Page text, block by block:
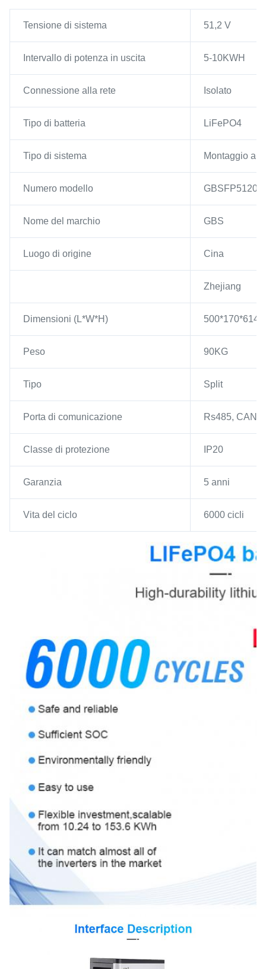
Tensione di sistema 51,2 V
Intervallo di potenza in uscita 5-10KWH
Connessione alla rete Isolato
Tipo di batteria LiFePO4
Tipo di sistema Montaggio a
Numero modello
Nome del marchio GBS
Luogo di origine Cina
Zhejiang
Dimensioni (L*W*H)
Peso 90KG
Tipo Split
Porta di comunicazione Rs485, CAN
Classe di protezione IP20
Garanzia 5 anni
Vita del ciclo 6000 cicli